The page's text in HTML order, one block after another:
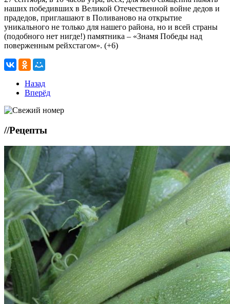
наших победивших в Великой Отечественной войне дедов и
прадедов, приглашают в Поливаново на открытие
уникального не только для нашего района, но и всей страны
(подобного нет нигде!) памятника – «Знамя Победы над
поверженным рейхстагом». (+6)
Назад
Вперёд
//Рецепты